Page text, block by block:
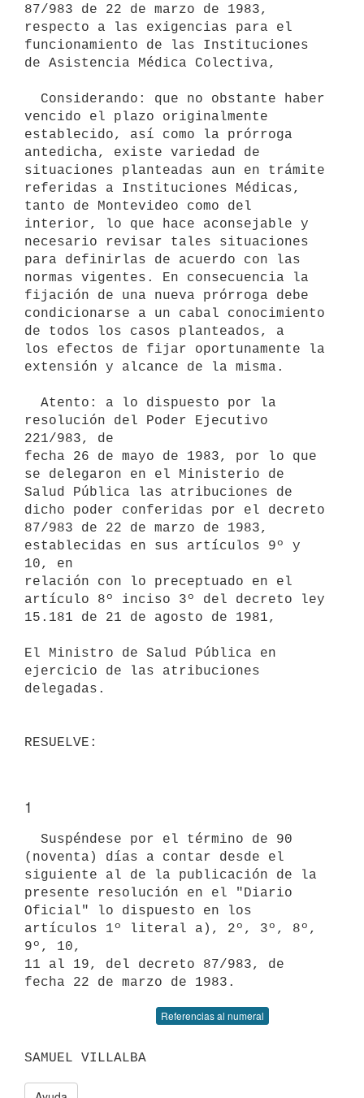
87/983 de 22 de marzo de 1983,
respecto a las exigencias para el
funcionamiento de las Instituciones
de Asistencia Médica Colectiva,
vencido el plazo originalmente
establecido, así como la prórroga
antedicha, existe variedad de
situaciones planteadas aun en trámite
referidas a Instituciones Médicas,
tanto de Montevideo como del
interior, lo que hace aconsejable y
necesario revisar tales situaciones
para definirlas de acuerdo con las
normas vigentes. En consecuencia la
fijación de una nueva prórroga debe
condicionarse a un cabal conocimiento
de todos los casos planteados, a
los efectos de fijar oportunamente la
extensión y alcance de la misma.
resolución del Poder Ejecutivo
221/983, de
fecha 26 de mayo de 1983, por lo que
se delegaron en el Ministerio de
Salud Pública las atribuciones de
dicho poder conferidas por el decreto
87/983 de 22 de marzo de 1983,
establecidas en sus artículos 9º y
10, en
relación con lo preceptuado en el
artículo 8º inciso 3º del decreto ley
15.181 de 21 de agosto de 1981,
El Ministro de Salud Pública en
ejercicio de las atribuciones
delegadas.
1
(noventa) días a contar desde el
siguiente al de la publicación de la
presente resolución en el "Diario
Oficial" lo dispuesto en los
artículos 1º literal a), 2º, 3º, 8º,
9º, 10,
11 al 19, del decreto 87/983, de
Referencias al numeral